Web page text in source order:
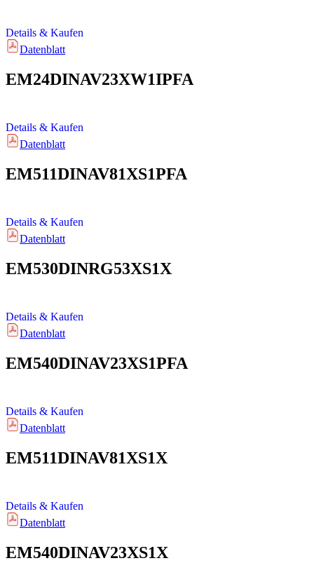
Details & Kaufen
Datenblatt
EM24DINAV23XW1IPFA
Details & Kaufen
Datenblatt
EM511DINAV81XS1PFA
Details & Kaufen
Datenblatt
EM530DINRG53XS1X
Details & Kaufen
Datenblatt
EM540DINAV23XS1PFA
Details & Kaufen
Datenblatt
EM511DINAV81XS1X
Details & Kaufen
Datenblatt
EM540DINAV23XS1X